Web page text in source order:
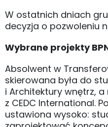
W ostatnich dniach
decyzja o pozwoleniu
Wybrane projekty
Absolwent w
skierowana była do
i Architektury wnętrz,
z CEDC International.
ustawiona wysoko: